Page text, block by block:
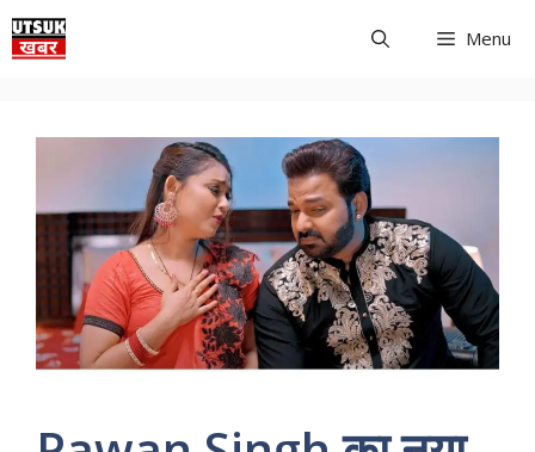
Skip
to
Menu